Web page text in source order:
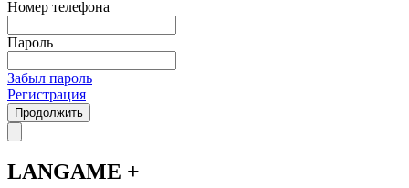
Номер телефона
Пароль
Забыл пароль
Регистрация
Продолжить
LANGAME +